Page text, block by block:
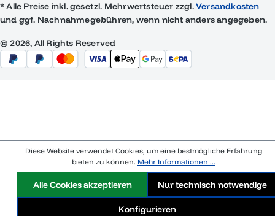
* Alle Preise inkl. gesetzl. Mehrwertsteuer zzgl.Versandkosten
und ggf. Nachnahmegebühren, wenn nicht anders angegeben.
© 2026, All Rights Reserved
Diese Website verwendet Cookies, um eine bestmögliche Erfahrung
bieten zu können. Mehr Informationen ...
Nur technisch notwendige
Konfigurieren
Alle Cookies akzeptieren